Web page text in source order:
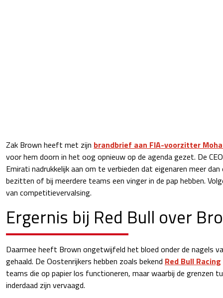
Zak Brown heeft met zijn brandbrief aan FIA-voorzitter
voor hem doorn in het oog opnieuw op de agenda gezet. De
Emirati nadrukkelijk aan om te verbieden dat eigenaren meer
bezitten of bij meerdere teams een vinger in de pap hebben.
van competitievervalsing.
Ergernis bij Red Bull over
Daarmee heeft Brown ongetwijfeld het bloed onder de nagels
gehaald. De Oostenrijkers hebben zoals bekend Red Bull Racing
teams die op papier los functioneren, maar waarbij de grenzen
inderdaad zijn vervaagd.